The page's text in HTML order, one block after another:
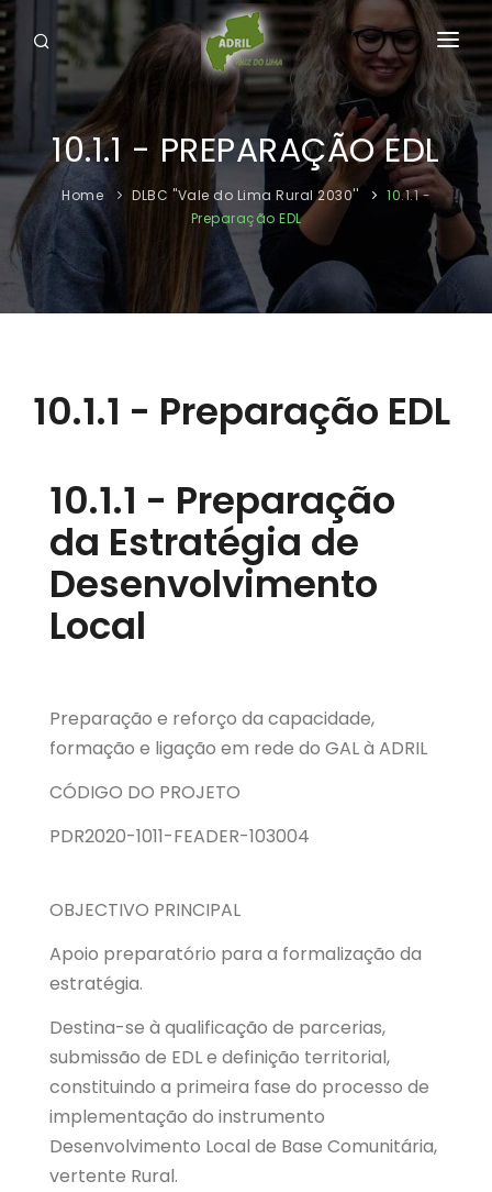
HOME
A ADRIL
O VALE DE LIMA
DLBC ''VALE DO LIMA RURAL 2030''
INICIATIVA CONCLUÍDAS
10.1.1 - PREPARAÇÃO EDL
Home DLBC ''Vale do Lima Rural 2030''
10.1.1 -
Preparação EDL
10.1.1 - Preparação EDL
10.1.1 - Preparação
da Estratégia de
Desenvolvimento
Local
Preparação e reforço da capacidade,
formação e ligação em rede do GAL à ADRIL
CÓDIGO DO PROJETO
PDR2020-1011-FEADER-103004
OBJECTIVO PRINCIPAL
Apoio preparatório para a formalização da
estratégia.
Destina-se à qualificação de parcerias,
submissão de EDL e definição territorial,
constituindo a primeira fase do processo de
implementação do instrumento
Desenvolvimento Local de Base Comunitária,
vertente Rural.